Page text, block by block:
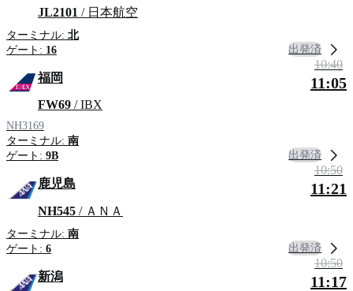
JL2101 / 日本航空
ターミナル: 北
ゲート: 16 出発済
福岡
FW69 / IBX
NH3169
ターミナル: 南
ゲート: 9B
10:40
11:05
出発済
鹿児島
NH545 / ＡＮＡ
ターミナル: 南
ゲート: 6
10:50
11:21
出発済
新潟
10:50
11:17